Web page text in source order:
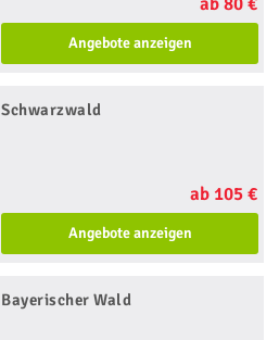
Angebote anzeigen
Schwarzwald
ab 105 €
Angebote anzeigen
Bayerischer Wald